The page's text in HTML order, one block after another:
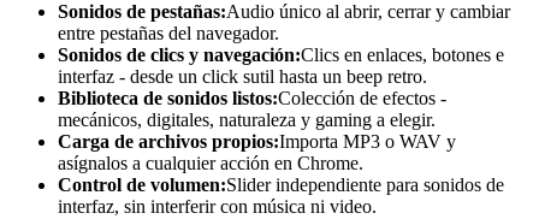
Sonidos de pestañas:Audio único al abrir, cerrar y cambiar
entre pestañas del navegador.
Sonidos de clics y navegación:Clics en enlaces, botones e
interfaz - desde un click sutil hasta un beep retro.
Biblioteca de sonidos listos:Colección de efectos -
mecánicos, digitales, naturaleza y gaming a elegir.
Carga de archivos propios:Importa MP3 o WAV y
asígnalos a cualquier acción en Chrome.
Control de volumen:Slider independiente para sonidos de
interfaz, sin interferir con música ni video.